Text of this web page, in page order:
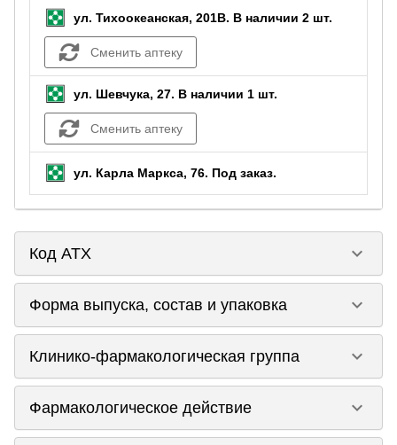
ул. Тихоокеанская, 201В. В наличии 2 шт.
Сменить аптеку
ул. Шевчука, 27. В наличии 1 шт.
Сменить аптеку
ул. Карла Маркса, 76. Под заказ.
Код ATX keyboard_arrow_down
Форма выпуска, состав и упаковка keyboard_arrow_down
Клинико-фармакологическая группа keyboard_arrow_down
Фармакологическое действие keyboard_arrow_down